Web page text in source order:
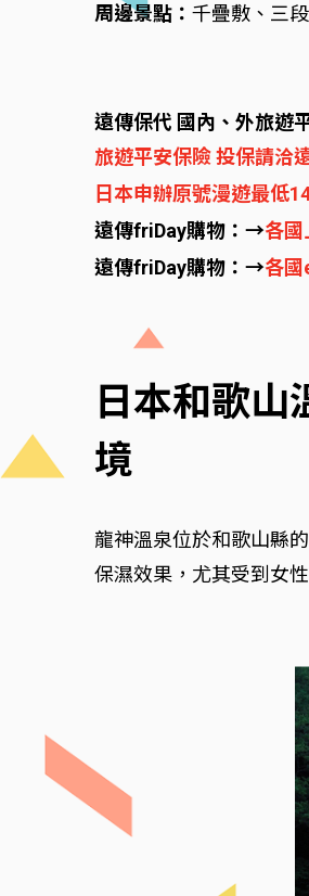
周邊景點： 千疊敷、三
遠傳保代 國內、外旅遊
旅遊平安保險 投保請洽
日本申辦原號漫遊最低
遠傳friDay購物：→各國
遠傳friDay購物：→各
日本和歌
境
龍神溫泉位於和歌山縣
保濕效果，尤其受到女